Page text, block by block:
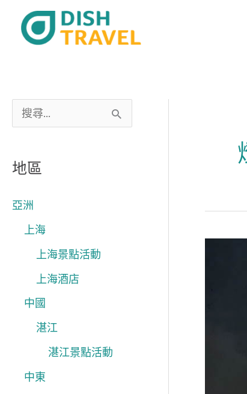
關
字
地區
亞洲
上海
上海景點活動
上海酒店
中國
湛江
湛江景點活動
中東